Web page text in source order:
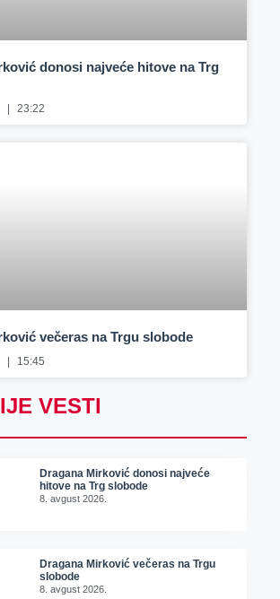
donosi najveće hitove na Trg
23:22
večeras na Trgu slobode
15:45
VESTI
Dragana Mirković donosi najveće
hitove na Trg slobode
8. avgust 2026.
Dragana Mirković večeras na Trgu
slobode
8. avgust 2026.